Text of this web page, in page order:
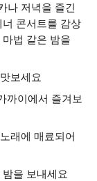
나 저녁을 즐긴
콘서트를 감상
법 같은 밤을
보세요
까이에서 즐겨보
래에 매료되어
을 보내세요